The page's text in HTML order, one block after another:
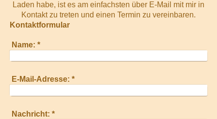
Laden habe, ist es am einfachsten über E-Mail mit mir in
Kontakt zu treten und einen Termin zu vereinbaren.
Kontaktformular
Name: *
E-Mail-Adresse: *
Nachricht: *